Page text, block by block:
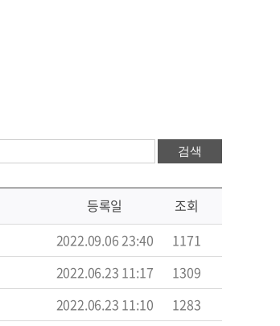
검색
등록일
조회
2022.09.06 23:40
1171
2022.06.23 11:17
1309
2022.06.23 11:10
1283